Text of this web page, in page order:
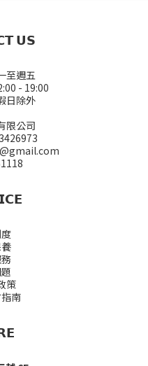
𝗨𝗦
至週五
- 19:00
日除外
限公司
策
南